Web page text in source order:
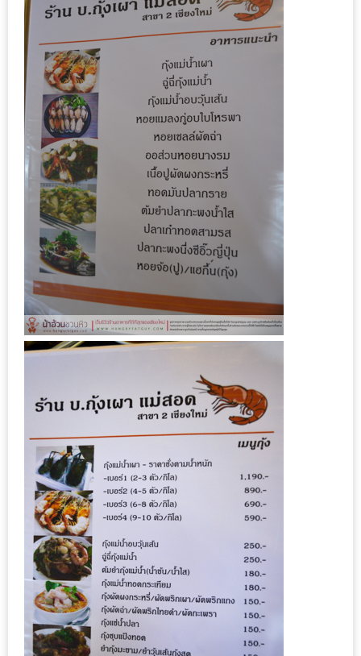
ร้าน
ที่
เข้า
ชม
มาก
ที่สุด
ประจำ
ปี
2557
กิจกรรม
ชิง
รางวัล
กับ
สมาชิก
อ้วน
ชวน
หิว
ข้าว
อะไร
เอ่ย
อร่อย
ที่สุด?
งาน
แฟร์